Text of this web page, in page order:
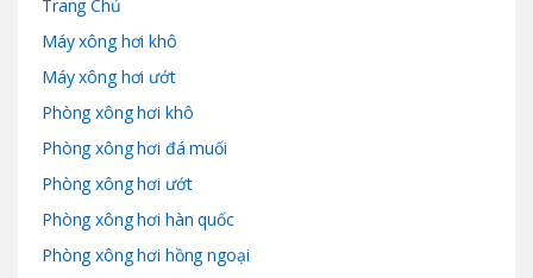
Trang Chủ
Máy xông hơi khô
Máy xông hơi ướt
Phòng xông hơi khô
Phòng xông hơi đá muối
Phòng xông hơi ướt
Phòng xông hơi hàn quốc
Phòng xông hơi hồng ngoại